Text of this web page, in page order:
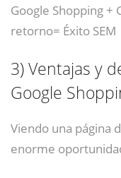
Google Shopping +
retorno= Éxito SEM
3)Ventajas y
Google
Viendo una página
enorme